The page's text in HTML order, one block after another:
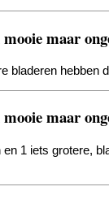
maar
bladeren
maar
en 1 iets grotere,